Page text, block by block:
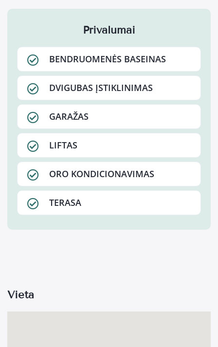
Privalumai
BENDRUOMENĖS BASEINAS
DVIGUBAS ĮSTIKLINIMAS
GARAŽAS
LIFTAS
ORO KONDICIONAVIMAS
TERASA
Vieta